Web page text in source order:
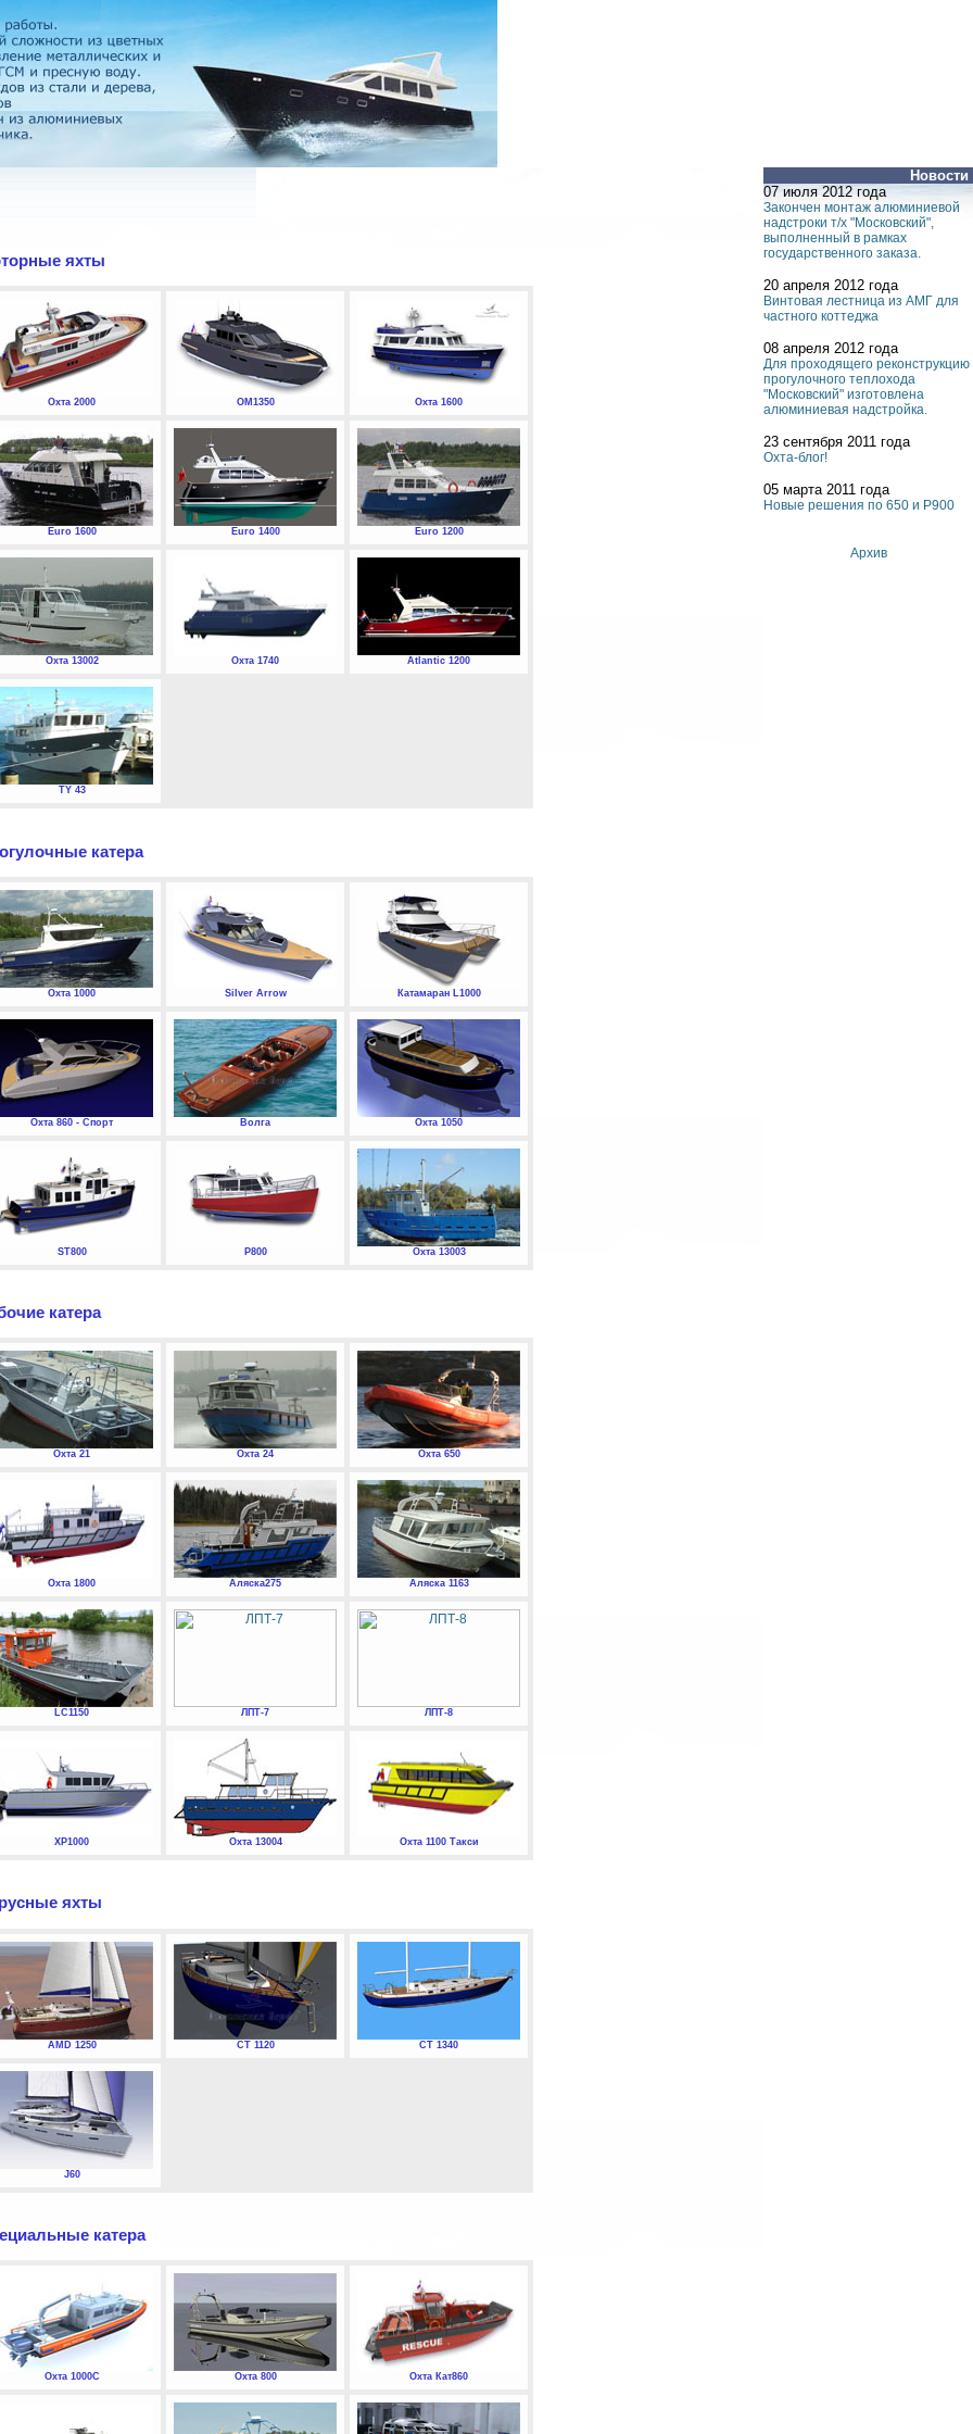
Новости
07 июля 2012 года
Закончен монтаж алюминиевой
надстроки т/х "Московский",
выполненный в рамках
государственного заказа.
20 апреля 2012 года
Винтовая лестница из АМГ для
частного коттеджа
08 апреля 2012 года
Для проходящего реконструкцию
прогулочного теплохода
"Московский" изготовлена
алюминиевая надстройка.
23 сентября 2011 года
Охта-блог!
05 марта 2011 года
Новые решения по 650 и P900
Архив
яхты
Охта 2000 ОМ1350 Охта 1600
Euro 1600 Euro 1400 Euro 1200
Охта 13002 Охта 1740 Atlantic 1200
TY 43
катера
Охта 1000 Silver Arrow Катамаран L1000
Охта 860 - Спорт Волга Охта 1050
ST800 P800 Охта 13003
катера
Охта 21 Охта 24 Охта 650
Охта 1800 Аляска275 Аляска 1163
LC1150 ЛПТ-7 ЛПТ-8
XP1000 Охта 13004 Охта 1100 Такси
яхты
AMD 1250 СТ 1120 СТ 1340
J60
катера
Охта 1000С Охта 800 Охта Кат860